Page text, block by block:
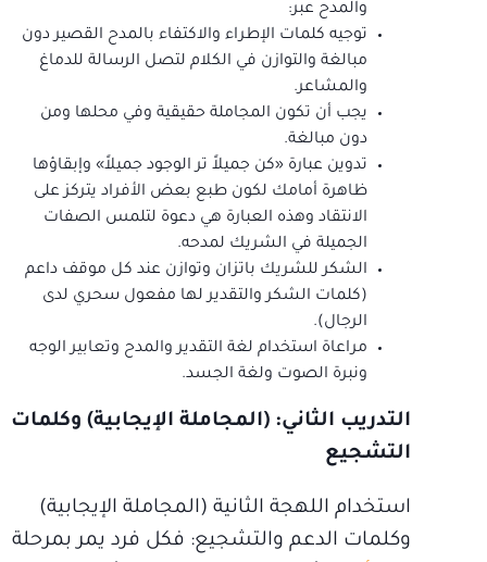
والمدح عبر:
توجيه كلمات الإطراء والاكتفاء بالمدح القصير دون
مبالغة والتوازن في الكلام لتصل الرسالة للدماغ
والمشاعر.
يجب أن تكون المجاملة حقيقية وفي محلها ومن
دون مبالغة.
تدوين عبارة «كن جميلاً تر الوجود جميلاً» وإبقاؤها
ظاهرة أمامك لكون طبع بعض الأفراد يتركز على
الانتقاد وهذه العبارة هي دعوة لتلمس الصفات
الجميلة في الشريك لمدحه.
الشكر للشريك باتزان وتوازن عند كل موقف داعم
(كلمات الشكر والتقدير لها مفعول سحري لدى
الرجال).
مراعاة استخدام لغة التقدير والمدح وتعابير الوجه
ونبرة الصوت ولغة الجسد.
التدريب الثاني: (المجاملة الإيجابية) وكلمات
التشجيع
استخدام اللهجة الثانية (المجاملة الإيجابية)
وكلمات الدعم والتشجيع: فكل فرد يمر بمرحلة